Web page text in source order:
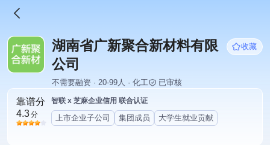
湖南省广新聚合新材料有限
公司
收藏
不需要融资 · 20-99人 · 化工 已审核
靠谱分
4.3分
智联 x 芝麻企业信用 联合认证
上市企业子公司 集团成员 大学生就业贡献